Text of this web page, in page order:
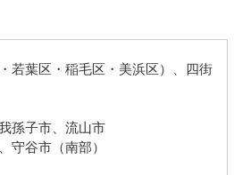
若葉区・稲毛区・美浜区）、四街
孫子市、流山市
谷市（南部）